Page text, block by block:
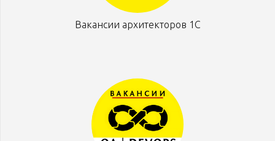
Вакансии архитекторов 1С